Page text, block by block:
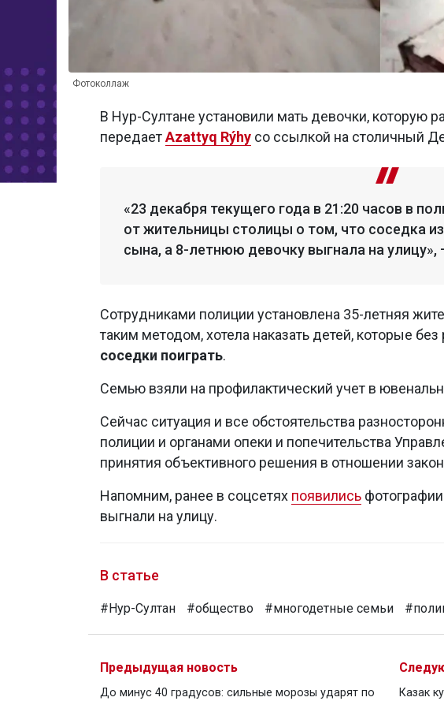
Фотоколлаж
В Нур-Султане установили мать девочки, которую
передаетAzattyq Rýhy со ссылкой на столичный
«23 декабря текущего года в 21:20 часов в
от жительницы столицы о том, что соседка
сына, а 8-летнюю девочку выгнала на улицу»,
Сотрудниками полиции установлена 35-летняя
таким методом, хотела наказать детей, которые
соседки поиграть.
Семью взяли на профилактический учет в
Сейчас ситуация и все обстоятельства
полиции и органами опеки и попечительства
принятия объективного решения в отношении
Напомним, ранее в соцсетях появились
выгнали на улицу.
В статье
#Нур-Султан #общество #многодетные семьи
Предыдущая новость
До минус 40 градусов: сильные морозы ударят по
Казак